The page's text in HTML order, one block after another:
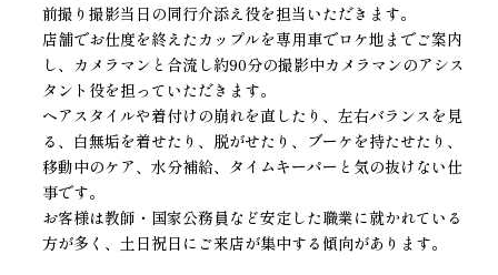
前撮り撮影当日の同行介添え役を担当いただきます。
店舗でお仕度を終えたカップルを専用車でロケ地までご案内
し、カメラマンと合流し約90分の撮影中カメラマンのアシス
タント役を担っていただきます。
ヘアスタイルや着付けの崩れを直したり、左右バランスを見
る、白無垢を着せたり、脱がせたり、ブーケを持たせたり、
移動中のケア、水分補給、タイムキーパーと気の抜けない仕
事です。
お客様は教師・国家公務員など安定した職業に就かれている
方が多く、土日祝日にご来店が集中する傾向があります。